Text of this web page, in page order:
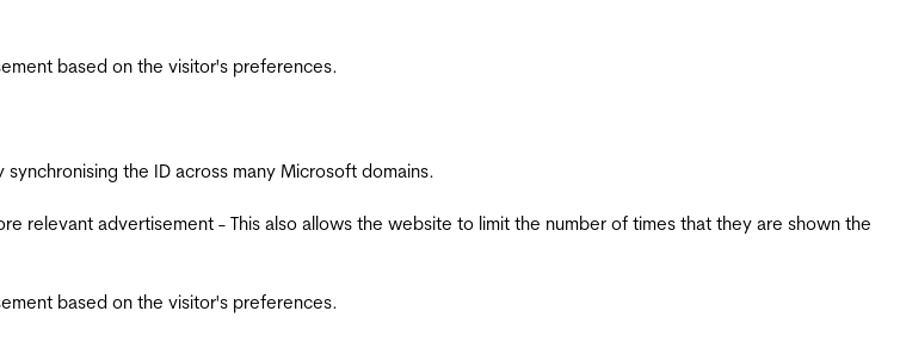
based on the visitor's preferences.
the ID across many Microsoft domains.
relevant advertisement - This also allows the website to limit the number of times that they are shown the
based on the visitor's preferences.